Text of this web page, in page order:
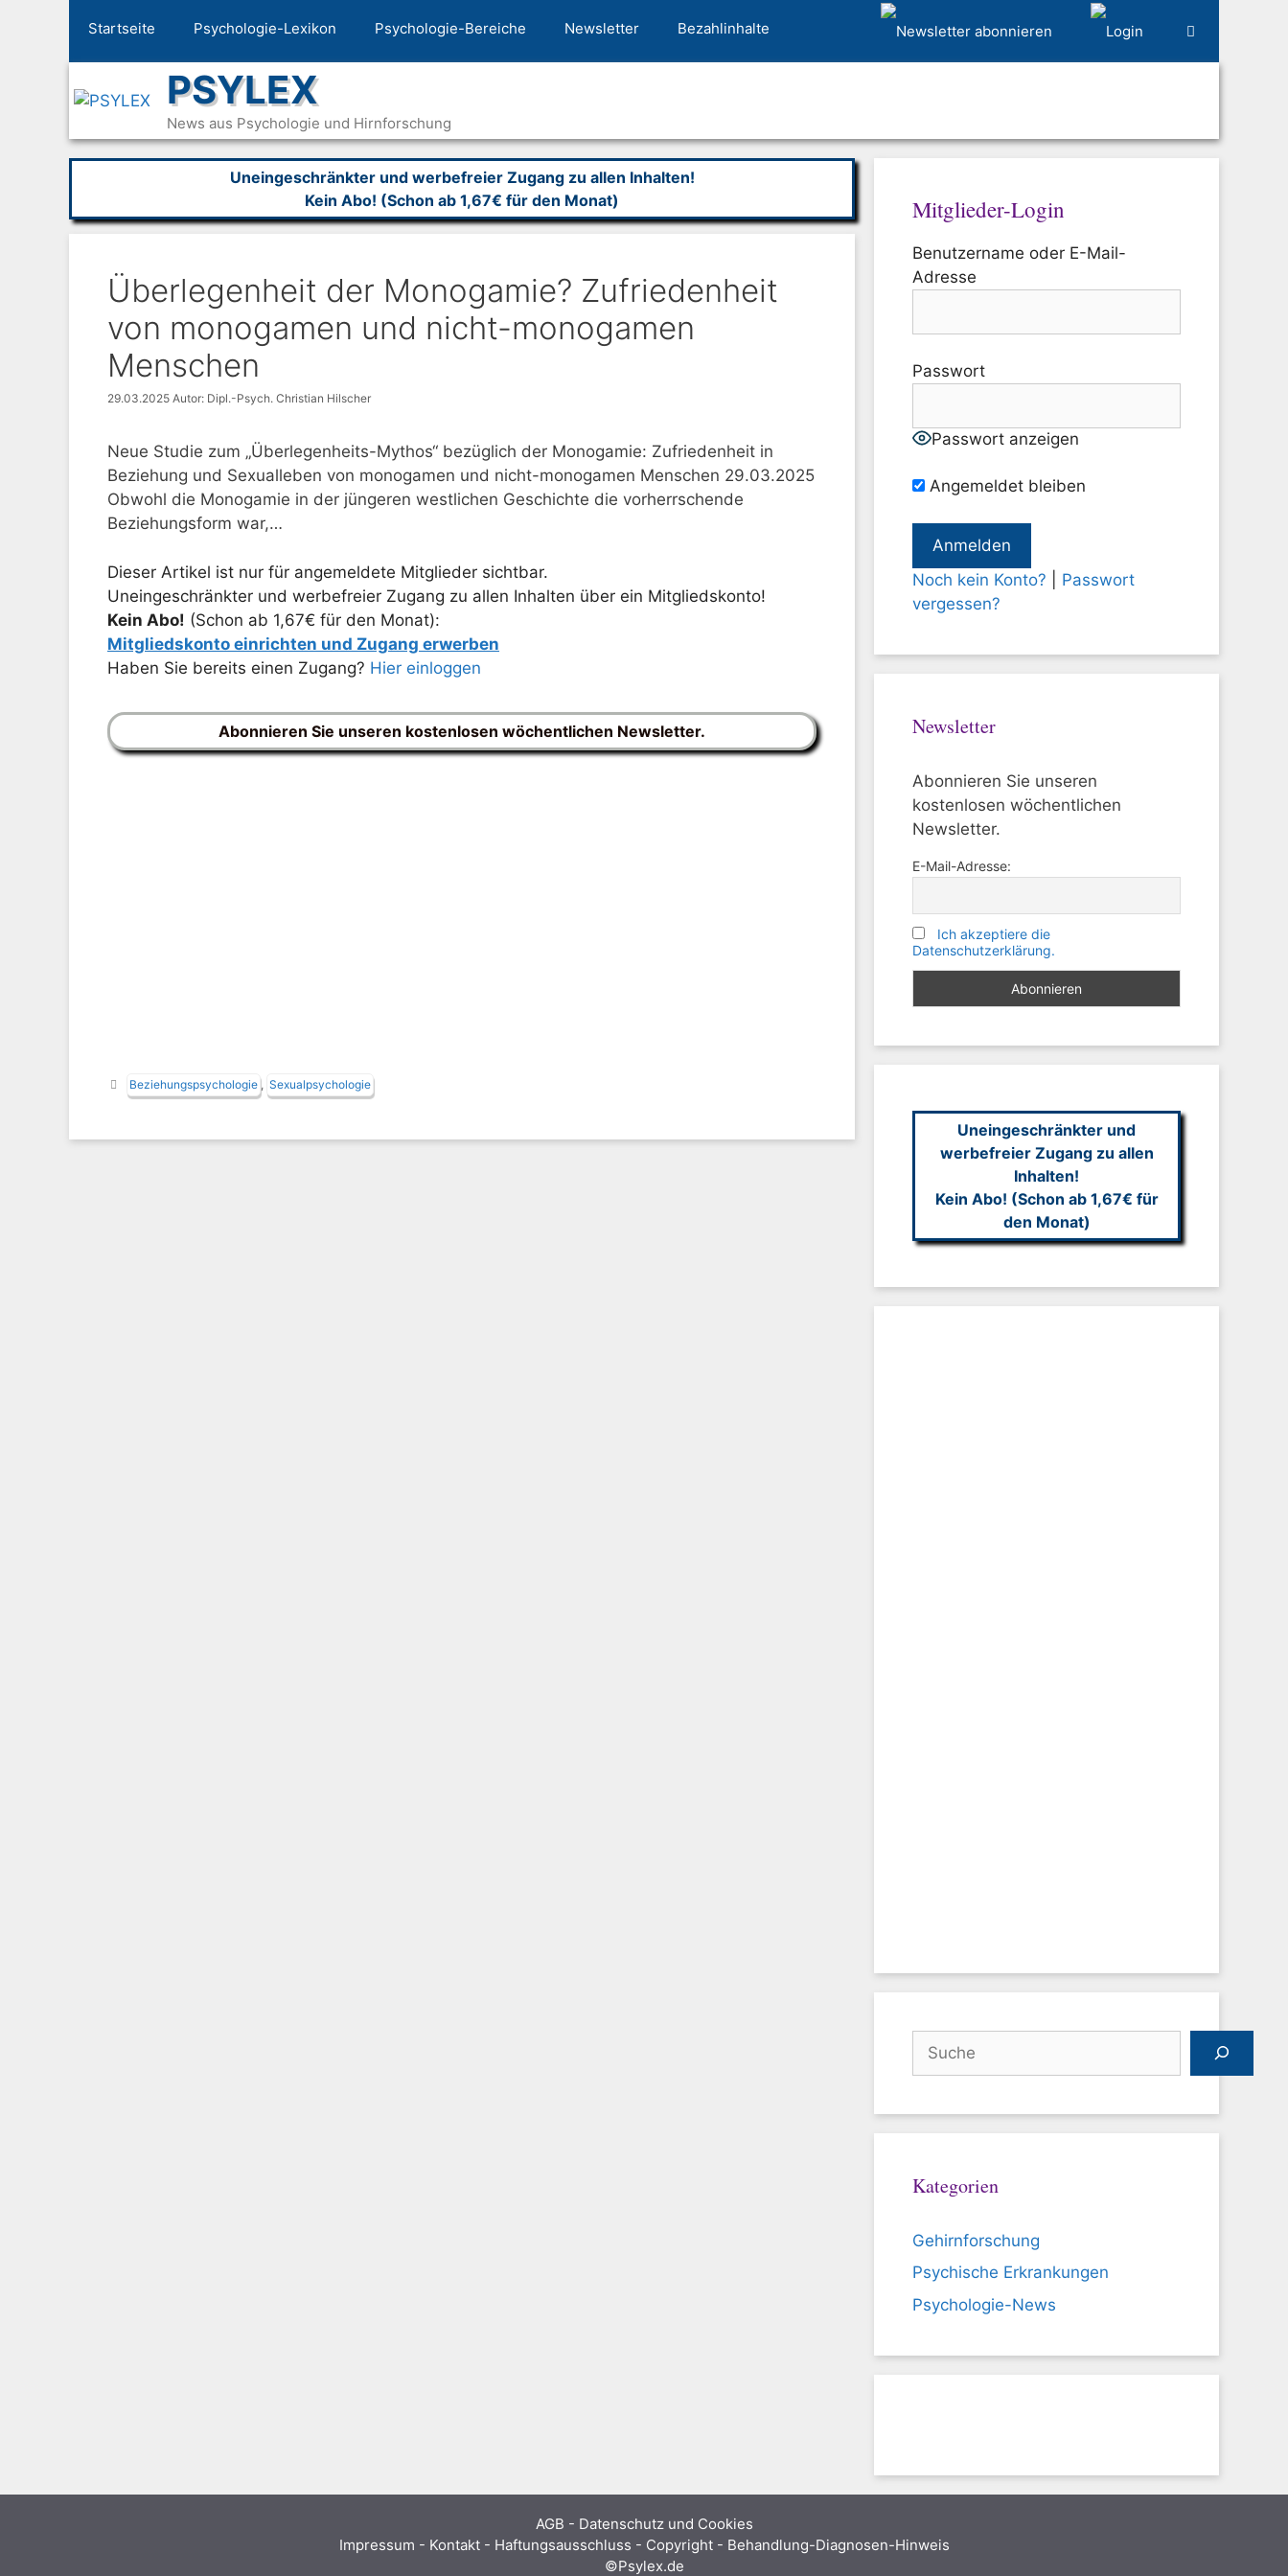
Startseite Psychologie-Lexikon Psychologie-Bereiche Newsletter Bezahlinhalte
PSYLEX
News aus Psychologie und Hirnforschung
Uneingeschränkter und werbefreier Zugang zu allen Inhalten!
Kein Abo! (Schon ab 1,67€ für den Monat)
Überlegenheit der Monogamie? Zufriedenheit
von monogamen und nicht-monogamen
Menschen
29.03.2025 Autor: Dipl.-Psych. Christian Hilscher
Neue Studie zum „Überlegenheits-Mythos“ bezüglich der Monogamie: Zufriedenheit in
Beziehung und Sexualleben von monogamen und nicht-monogamen Menschen 29.03.2025
Obwohl die Monogamie in der jüngeren westlichen Geschichte die vorherrschende
Beziehungsform war,…
Dieser Artikel ist nur für angemeldete Mitglieder sichtbar.
Uneingeschränkter und werbefreier Zugang zu allen Inhalten über ein Mitgliedskonto!
Kein Abo! (Schon ab 1,67€ für den Monat):
Mitgliedskonto einrichten und Zugang erwerben
Haben Sie bereits einen Zugang? Hier einloggen
Abonnieren Sie unseren kostenlosen wöchentlichen Newsletter.
Schlagwörter
Beziehungspsychologie , Sexualpsychologie
Mitglieder-Login
Benutzername oder E-Mail-
Adresse
Passwort
Passwort anzeigen
Angemeldet bleiben
Noch kein Konto?
Passwort
vergessen?
Newsletter
Abonnieren Sie unseren
kostenlosen wöchentlichen
Newsletter.
E-Mail-Adresse:
Ich akzeptiere die
Datenschutzerklärung.
Uneingeschränkter und
werbefreier Zugang zu allen
Inhalten!
Kein Abo! (Schon ab 1,67€ für
den Monat)
Kategorien
Gehirnforschung
Psychische Erkrankungen
Psychologie-News
AGB - Datenschutz und Cookies
Impressum - Kontakt - Haftungsausschluss - Copyright - Behandlung-Diagnosen-Hinweis
©Psylex.de